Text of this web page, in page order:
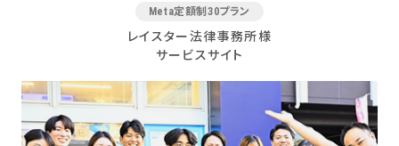
Meta定額制30プラン
レイスター法律事務所様
サービスサイト